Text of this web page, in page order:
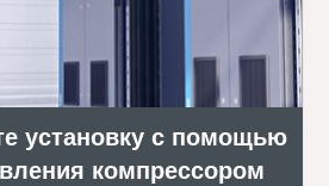
установку с помощью
компрессором